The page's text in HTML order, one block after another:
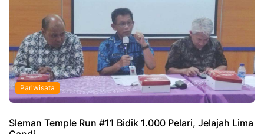
Pariwisata
Sleman Temple Run #11 Bidik 1.000 Pelari, Jelajah Lima